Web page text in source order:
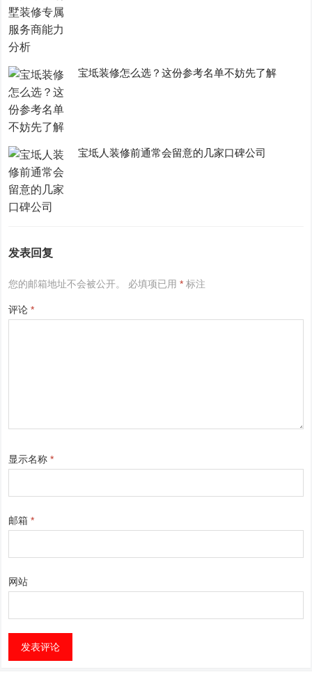
宝坻装修怎么选？这份参考名单不妨先了解
宝坻人装修前通常会留意的几家口碑公司
发表回复
您的邮箱地址不会被公开。 必填项已用* 标注
评论*
显示名称*
邮箱*
网站